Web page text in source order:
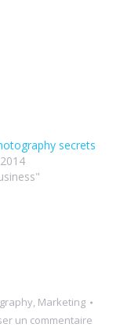
secrets
, Marketing
un commentaire